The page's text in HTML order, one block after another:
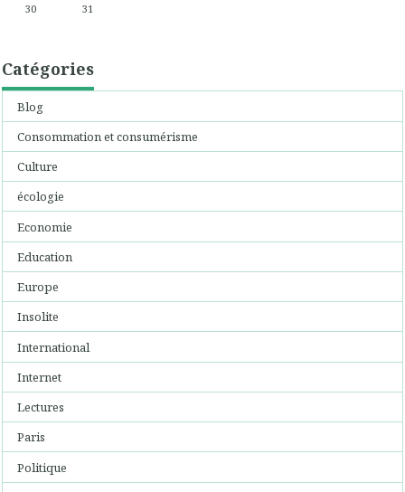
30
31
Catégories
Blog
Consommation et consumérisme
Culture
écologie
Economie
Education
Europe
Insolite
International
Internet
Lectures
Paris
Politique